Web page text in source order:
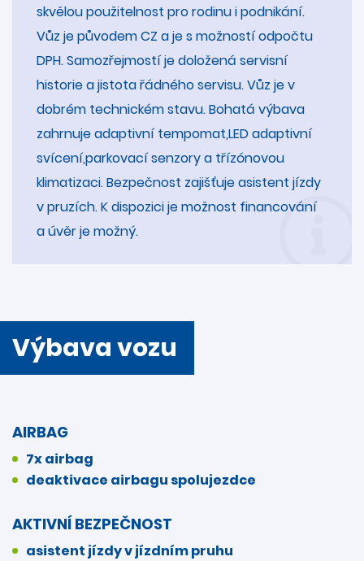
skvělou použitelnost pro rodinu i podnikání.
Vůz je původem CZ a je s možností odpočtu
DPH. Samozřejmostí je doložená servisní
historie a jistota řádného servisu. Vůz je v
dobrém technickém stavu. Bohatá výbava
zahrnuje adaptivní tempomat,LED adaptivní
svícení,parkovací senzory a třízónovou
klimatizaci. Bezpečnost zajišťuje asistent jízdy
v pruzích. K dispozici je možnost financování
a úvěr je možný.
Výbava vozu
AIRBAG
7x airbag
deaktivace airbagu spolujezdce
AKTIVNÍ BEZPEČNOST
asistent jízdy v jízdním pruhu